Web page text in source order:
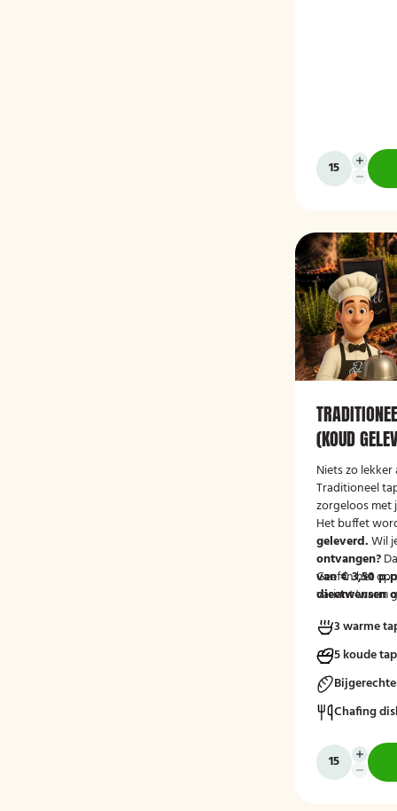
(KOUD
Niets zo
Traditioneel
zorgeloos met
Het buffet
geleverd.Wil
ontvangen?
van € 3,50
variant 'warm
Geef in het
dieetwensen
mee kunnen
3 warme
5 koude
Chafing